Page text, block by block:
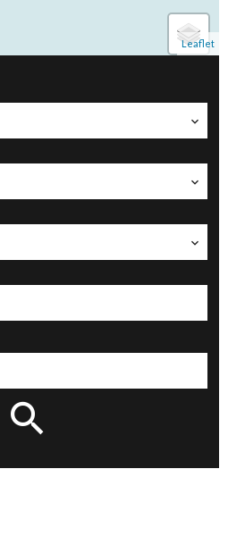
Leaflet